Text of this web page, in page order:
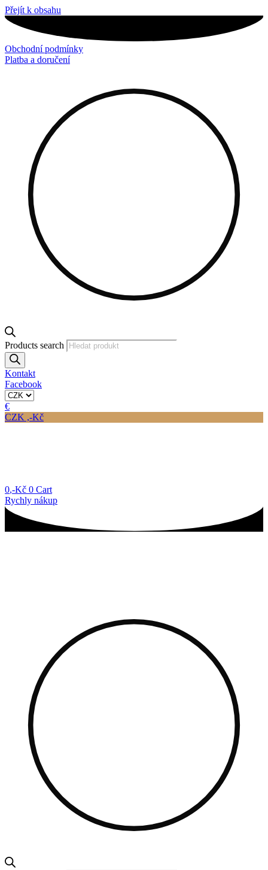
Přejít k obsahu
Obchodní podmínky
Platba a doručení
Products search
Kontakt
Facebook
€
CZK ,-Kč
0,-Kč 0 Cart
Rychly nákup